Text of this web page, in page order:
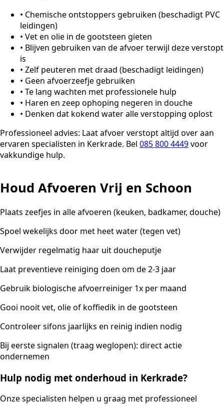
• Chemische ontstoppers gebruiken (beschadigt PVC
leidingen)
• Vet en olie in de gootsteen gieten
• Blijven gebruiken van de afvoer terwijl deze verstopt
is
• Zelf peuteren met draad (beschadigt leidingen)
• Geen afvoerzeefje gebruiken
• Te lang wachten met professionele hulp
• Haren en zeep ophoping negeren in douche
• Denken dat kokend water alle verstopping oplost
Professioneel advies: Laat afvoer verstopt altijd over aan
ervaren specialisten in Kerkrade. Bel 085 800 4449voor
vakkundige hulp.
Houd Afvoeren Vrij en Schoon
Plaats zeefjes in alle afvoeren (keuken, badkamer, douche)
Spoel wekelijks door met heet water (tegen vet)
Verwijder regelmatig haar uit doucheputje
Laat preventieve reiniging doen om de 2-3 jaar
Gebruik biologische afvoerreiniger 1x per maand
Gooi nooit vet, olie of koffiedik in de gootsteen
Controleer sifons jaarlijks en reinig indien nodig
Bij eerste signalen (traag weglopen): direct actie
ondernemen
Hulp nodig met onderhoud in Kerkrade?
Onze specialisten helpen u graag met professioneel